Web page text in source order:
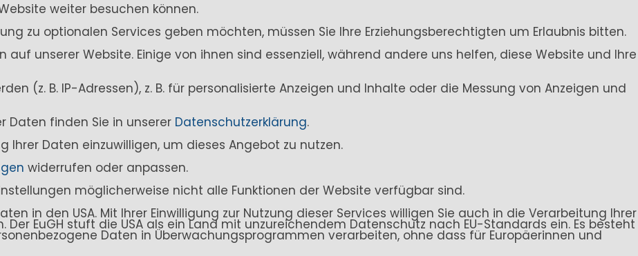
weiter besuchen können.
zu optionalen Services geben möchten, müssen Sie Ihre Erziehungsberechtigten um Erlaubnis bitten.
unserer Website. Einige von ihnen sind essenziell, während andere uns helfen, diese Website und Ihre
(z. B. IP-Adressen), z. B. für personalisierte Anzeigen und Inhalte oder die Messung von Anzeigen und
Daten finden Sie in unserer Datenschutzerklärung.
Ihrer Daten einzuwilligen, um dieses Angebot zu nutzen.
widerrufen oder anpassen.
möglicherweise nicht alle Funktionen der Website verfügbar sind.
in den USA. Mit Ihrer Einwilligung zur Nutzung dieser Services willigen Sie auch in die Verarbeitung Ihrer
Der EuGH stuft die USA als ein Land mit unzureichendem Datenschutz nach EU-Standards ein. Es besteht
Daten in Überwachungsprogrammen verarbeiten, ohne dass für Europäerinnen und